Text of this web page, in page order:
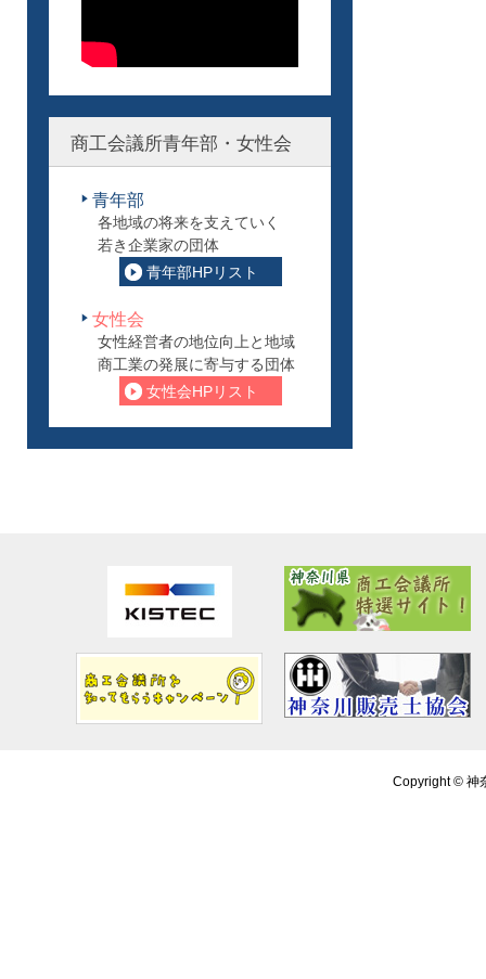
商工会議所青年部・女性会
青年部
各地域の将来を支えていく
若き企業家の団体
青年部HPリスト
女性会
女性経営者の地位向上と地域
商工業の発展に寄与する団体
女性会HPリスト
Copyright © 神